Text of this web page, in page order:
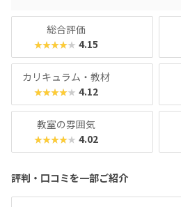
総合評価
★★★★★ 4.15
カリキュラム・教材
★★★★★ 4.12
教室の雰囲気
★★★★★ 4.02
評判・口コミを一部ご紹介